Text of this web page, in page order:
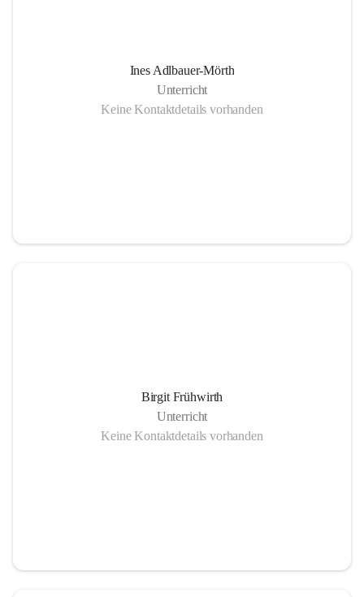
Ines Adlbauer-Mörth
Unterricht
Keine Kontaktdetails vorhanden
Birgit Frühwirth
Unterricht
Keine Kontaktdetails vorhanden